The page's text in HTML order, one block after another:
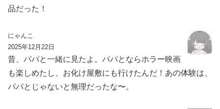
品だった！
にゃんこ
2025年12月22日
昔、パパと一緒に見たよ。パパとならホラー映画
も楽しめたし、お化け屋敷にも行けたんだ！あの体験は、
パパとじゃないと無理だったな〜。